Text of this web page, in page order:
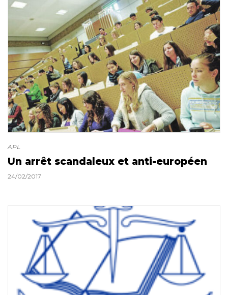
APL
Un arrêt scandaleux et anti-européen
24/02/2017